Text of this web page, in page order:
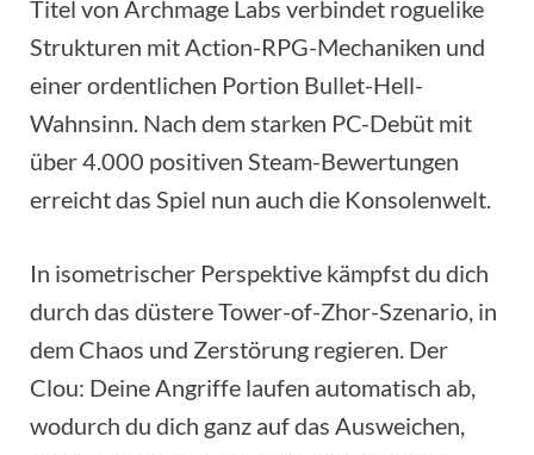
Titel von Archmage Labs verbindet roguelike
Strukturen mit Action-RPG-Mechaniken und
einer ordentlichen Portion Bullet-Hell-
Wahnsinn. Nach dem starken PC-Debüt mit
über 4.000 positiven Steam-Bewertungen
erreicht das Spiel nun auch die Konsolenwelt.
In isometrischer Perspektive kämpfst du dich
durch das düstere Tower-of-Zhor-Szenario, in
dem Chaos und Zerstörung regieren. Der
Clou: Deine Angriffe laufen automatisch ab,
wodurch du dich ganz auf das Ausweichen,